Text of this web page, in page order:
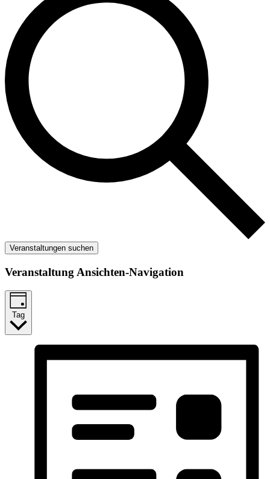
Veranstaltungen suchen
Veranstaltung Ansichten-Navigation
Tag